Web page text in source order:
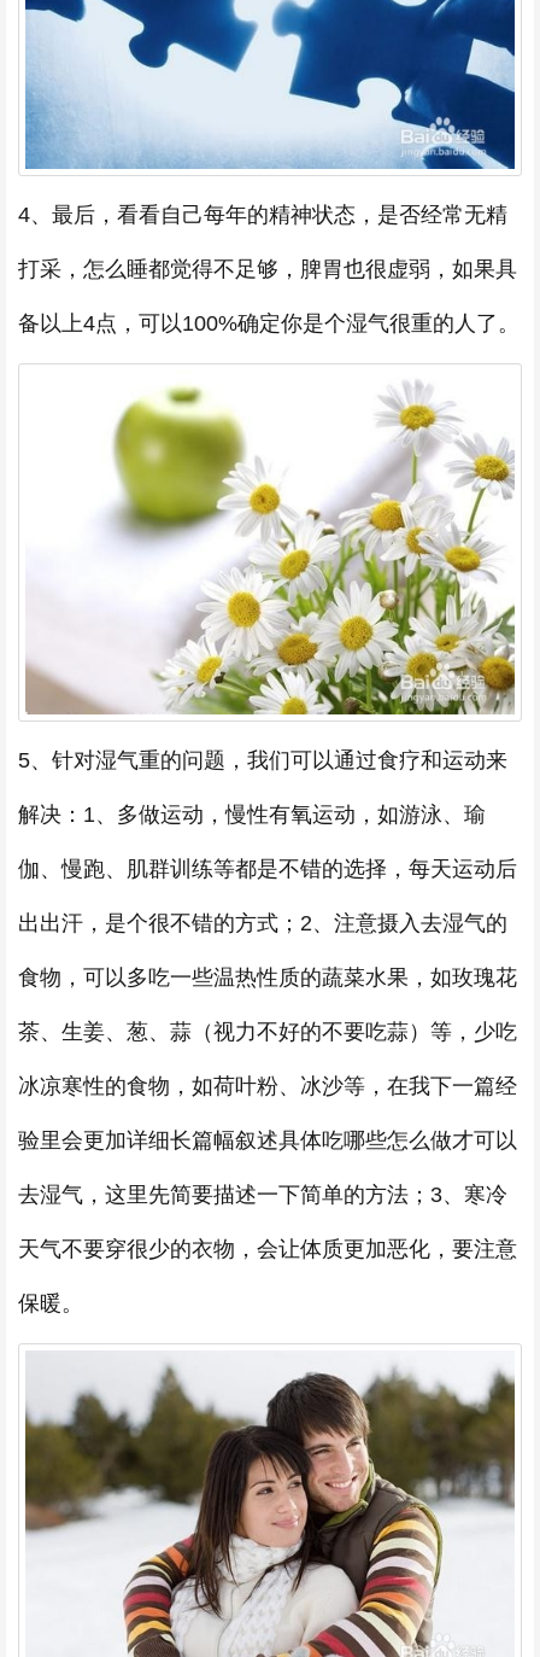
4、最后，看看自己每年的精神状态，是否经常无精
打采，怎么睡都觉得不足够，脾胃也很虚弱，如果具
备以上4点，可以100%确定你是个湿气很重的人了。
5、针对湿气重的问题，我们可以通过食疗和运动来
解决：1、多做运动，慢性有氧运动，如游泳、瑜
伽、慢跑、肌群训练等都是不错的选择，每天运动后
出出汗，是个很不错的方式；2、注意摄入去湿气的
食物，可以多吃一些温热性质的蔬菜水果，如玫瑰花
茶、生姜、葱、蒜（视力不好的不要吃蒜）等，少吃
冰凉寒性的食物，如荷叶粉、冰沙等，在我下一篇经
验里会更加详细长篇幅叙述具体吃哪些怎么做才可以
去湿气，这里先简要描述一下简单的方法；3、寒冷
天气不要穿很少的衣物，会让体质更加恶化，要注意
保暖。